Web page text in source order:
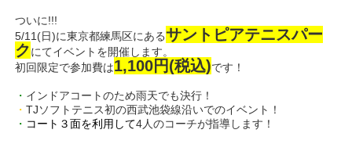
ついに!!!
5/11(日)に東京都練馬区にあるサントピアテニスパー
クにてイベントを開催します。
初回限定で参加費は1,100円(税込)です！
・ インドアコートのため雨天でも決行！
・TJソフトテニス初の西武池袋線沿いでのイベント！
・ コート３面を利用して4人のコーチが指導します！